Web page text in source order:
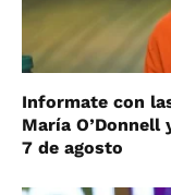
Informate con
María O’Donnell
7 de agosto